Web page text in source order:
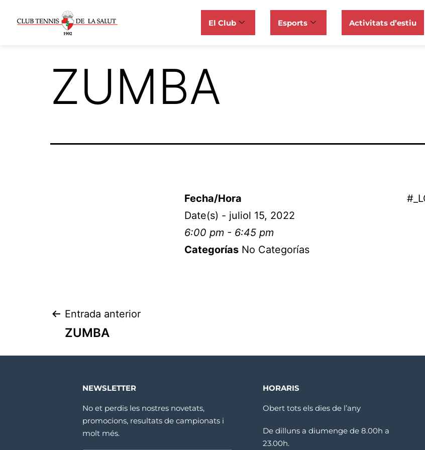
El Club Esports Activitats d’estiu
ZUMBA
Fecha/Hora
Date(s) - juliol 15, 2022
6:00 pm - 6:45 pm
Categorías No Categorías
Entrada anterior
ZUMBA
NEWSLETTER
No et perdis les nostres novetats,
promocions, resultats de campionats i
molt més.
HORARIS
Obert tots els dies de l’any
De dilluns a diumenge de 8.00h a
23.00h.